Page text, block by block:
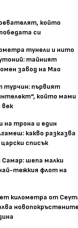
който
си
тунели и нито
тайният
завод на Мао
турчин: първият
който мами
век
на трона и един
какво разказва
списък
шепа малки
тежкия флот на
километра от
новопокръстените